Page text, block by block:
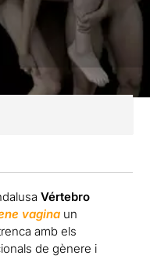
Vértebro
vagina un
amb els
de gènere i